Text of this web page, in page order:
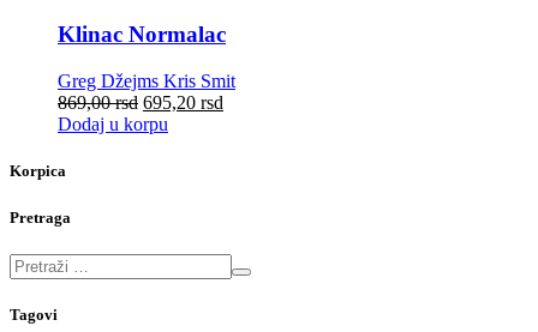
Klinac Normalac
Greg Džejms Kris Smit
869,00rsd 695,20 rsd
Dodaj u korpu
Korpica
Pretraga
Tagovi